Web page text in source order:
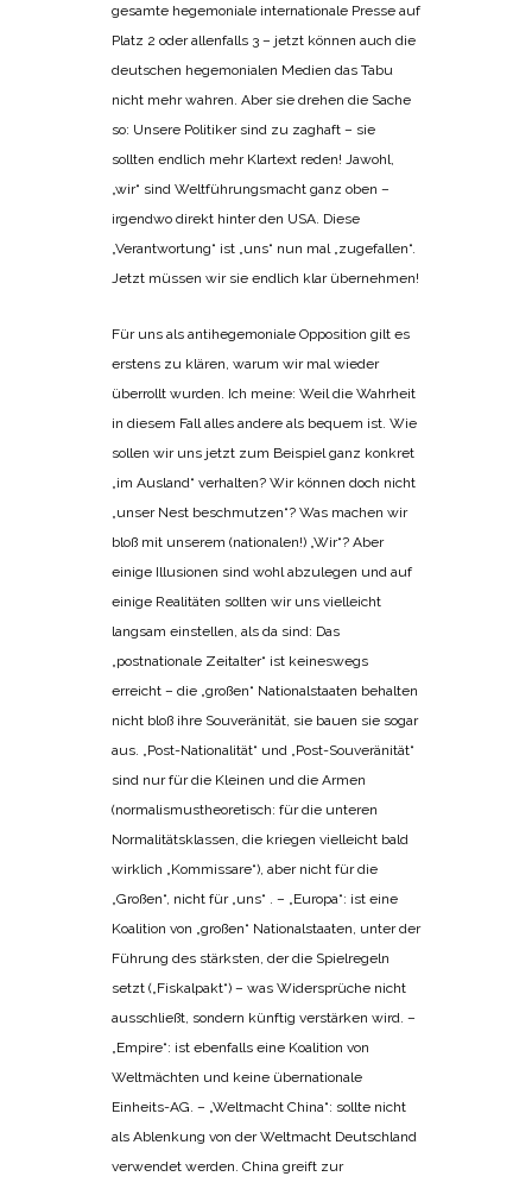
gesamte hegemoniale internationale Presse auf
Platz 2 oder allenfalls 3 – jetzt können auch die
deutschen hegemonialen Medien das Tabu
nicht mehr wahren. Aber sie drehen die Sache
so: Unsere Politiker sind zu zaghaft – sie
sollten endlich mehr Klartext reden! Jawohl,
„wir“ sind Weltführungsmacht ganz oben –
irgendwo direkt hinter den USA. Diese
„Verantwortung“ ist „uns“ nun mal „zugefallen“.
Jetzt müssen wir sie endlich klar übernehmen!
Für uns als antihegemoniale Opposition gilt es
erstens zu klären, warum wir mal wieder
überrollt wurden. Ich meine: Weil die Wahrheit
in diesem Fall alles andere als bequem ist. Wie
sollen wir uns jetzt zum Beispiel ganz konkret
„im Ausland“ verhalten? Wir können doch nicht
„unser Nest beschmutzen“? Was machen wir
bloß mit unserem (nationalen!) „Wir“? Aber
einige Illusionen sind wohl abzulegen und auf
einige Realitäten sollten wir uns vielleicht
langsam einstellen, als da sind: Das
„postnationale Zeitalter“ ist keineswegs
erreicht – die „großen“ Nationalstaaten behalten
nicht bloß ihre Souveränität, sie bauen sie sogar
aus. „Post-Nationalität“ und „Post-Souveränität“
sind nur für die Kleinen und die Armen
(normalismustheoretisch: für die unteren
Normalitätsklassen, die kriegen vielleicht bald
wirklich „Kommissare“), aber nicht für die
„Großen“, nicht für „uns“ . – „Europa“: ist eine
Koalition von „großen“ Nationalstaaten, unter der
Führung des stärksten, der die Spielregeln
setzt („Fiskalpakt“) – was Widersprüche nicht
ausschließt, sondern künftig verstärken wird. –
„Empire“: ist ebenfalls eine Koalition von
Weltmächten und keine übernationale
Einheits-AG. – „Weltmacht China“: sollte nicht
als Ablenkung von der Weltmacht Deutschland
verwendet werden. China greift zur